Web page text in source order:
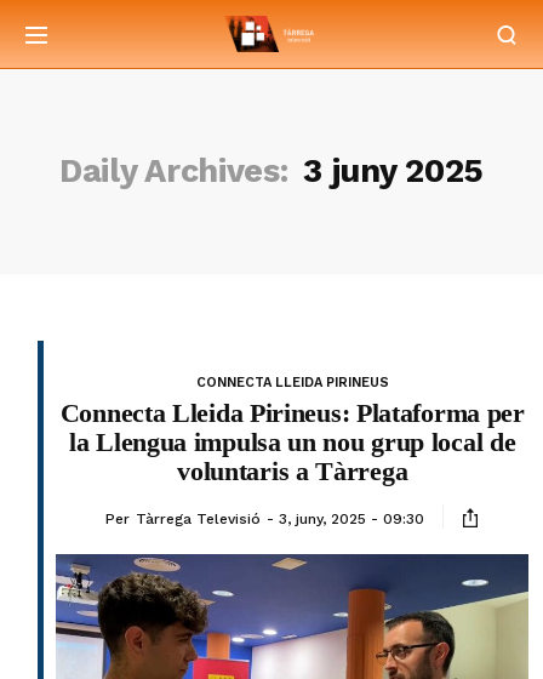
Daily Archives: 3 juny 2025
CONNECTA LLEIDA PIRINEUS
Connecta Lleida Pirineus: Plataforma per
la Llengua impulsa un nou grup local de
voluntaris a Tàrrega
Per Tàrrega Televisió 3, juny, 2025 - 09:30